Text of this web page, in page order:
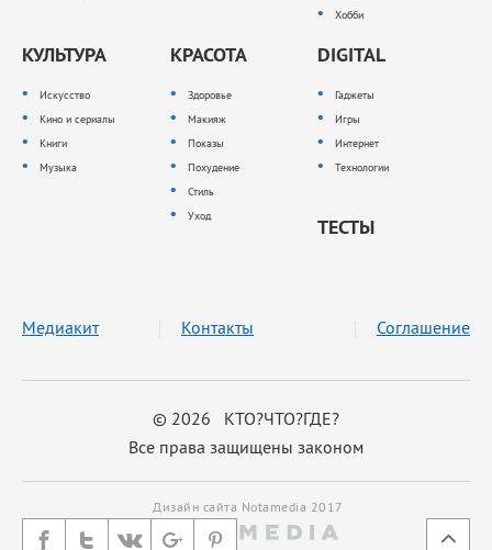
Хобби
КУЛЬТУРА
Искусство
Кино и сериалы
Книги
Музыка
КРАСОТА
Здоровье
Макияж
Показы
Похудение
Стиль
Уход
DIGITAL
Гаджеты
Игры
Интернет
Технологии
ТЕСТЫ
© 2026 КТО?ЧТО?ГДЕ?
Все права защищены законом
Медиакит Контакты Соглашение
Дизайн сайта Notamedia 2017